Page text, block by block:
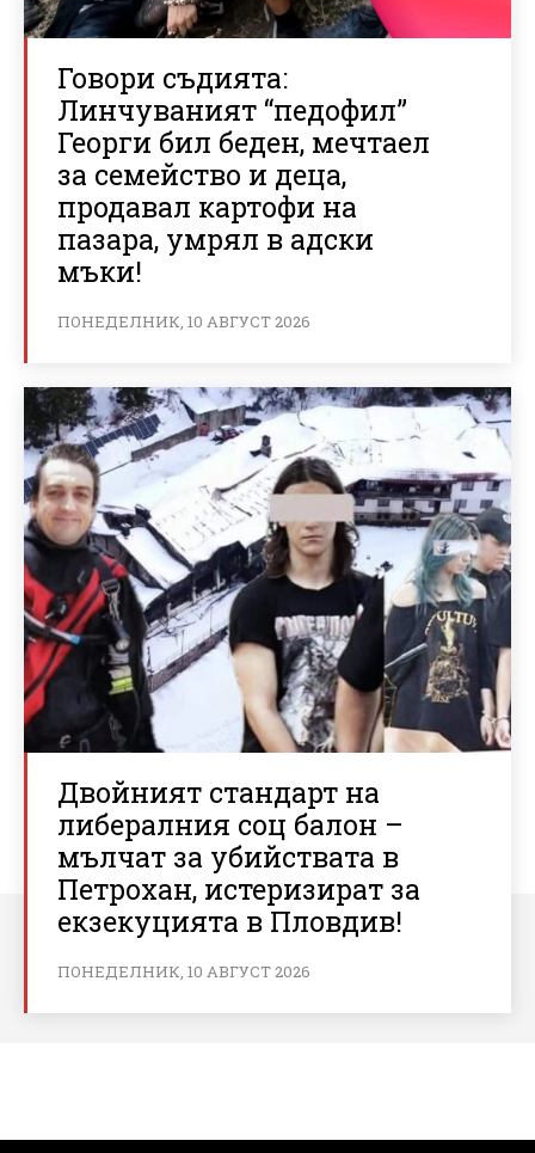
Говори съдията:
Линчуваният “педофил”
Георги бил беден, мечтаел
за семейство и деца,
продавал картофи на
пазара, умрял в адски
мъки!
ПОНЕДЕЛНИК, 10 АВГУСТ 2026
Двойният стандарт на
либералния соц балон –
мълчат за убийствата в
Петрохан, истеризират за
екзекуцията в Пловдив!
ПОНЕДЕЛНИК, 10 АВГУСТ 2026